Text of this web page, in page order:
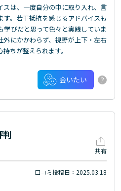
スは、一度自分の中に取り入れ、言
。若干抵抗を感じるアドバイスも
学びだと思って色々と実践していま
外にかかわらず、視野が上下・左右
ちが整えられます。
会いたい ?
判
共有
口コミ投稿日：2025.03.18